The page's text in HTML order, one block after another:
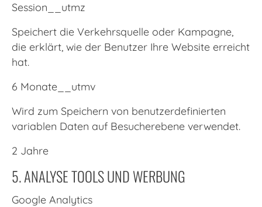
Session__utmz
Speichert die Verkehrsquelle oder Kampagne,
die erklärt, wie der Benutzer Ihre Website erreicht
hat.
6 Monate__utmv
Wird zum Speichern von benutzerdefinierten
variablen Daten auf Besucherebene verwendet.
2 Jahre
5. ANALYSE TOOLS UND WERBUNG
Google Analytics